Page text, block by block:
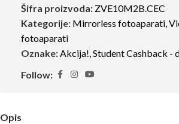
Šifra proizvoda: ZVE10M2B.CEC
Kategorije: Mirrorless fotoaparati,
fotoaparati
Oznake:Akcija!,Student Cashback -
Follow:
Opis